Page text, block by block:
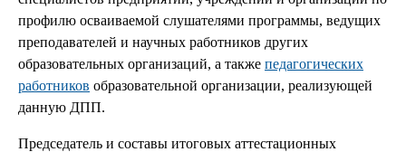
профилю осваиваемой слушателями программы, ведущих
преподавателей и научных работников других
образовательных организаций, а также педагогических
работников образовательной организации, реализующей
данную ДПП.
Председатель и составы итоговых аттестационных